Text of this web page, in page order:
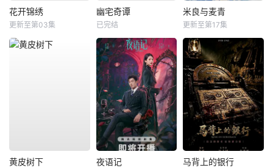
花开锦绣
更新至第03集
幽宅奇谭
已完结
米良与麦青
更新至第17集
黄皮树下 夜语记 马背上的银行